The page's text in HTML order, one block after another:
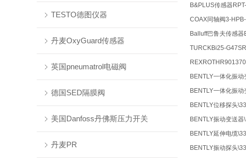
TESTO德图仪器
丹麦OxyGuard传感器
英国pneumatrol电磁阀
德国SED隔膜阀
美国Danfoss丹佛斯压力开关
丹麦PR
B&PLUS传感器
COAX同轴阀3-
Balluff巴鲁夫传感
TURCKBi25-
REXROTH
BENTLY一体化振
BENTLY一体化振
BENTLY位移探头
BENTLY振动变送
BENTLY延伸电缆
BENTLY振动探头